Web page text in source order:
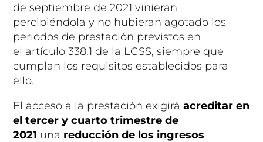
de septiembre de 2021 vinieran
percibiéndola y no hubieran agotado los
periodos de prestación previstos en
el artículo 338.1 de la LGSS, siempre que
cumplan los requisitos establecidos para
ello.
El acceso a la prestación exigiráacreditar en
el tercer y cuarto trimestre de
2021 una reducción de los ingresos